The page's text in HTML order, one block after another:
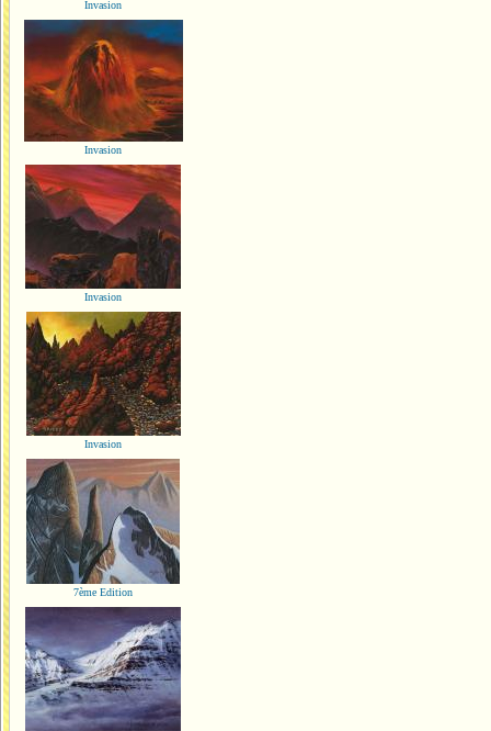
Invasion
Invasion
Invasion
Invasion
7ème Edition